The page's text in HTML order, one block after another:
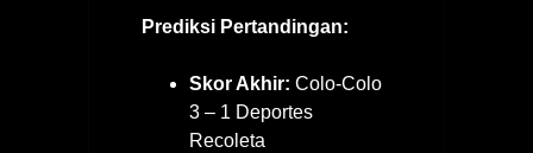
Prediksi Pertandingan:
Skor Akhir: Colo-Colo
3 – 1 Deportes
Recoleta